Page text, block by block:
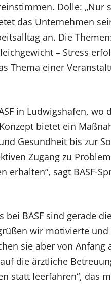
Dolle: „Nur
das Unternehmen
an. Die
– Stress
Thema einer
in Ludwigshafen, wo
bietet ein
Gesundheit bis zur
Zugang zu
sagt BASF-
BASF sind gerade
wir motivierte
sie aber von Anfang
die ärztliche
statt leerfahren“, das